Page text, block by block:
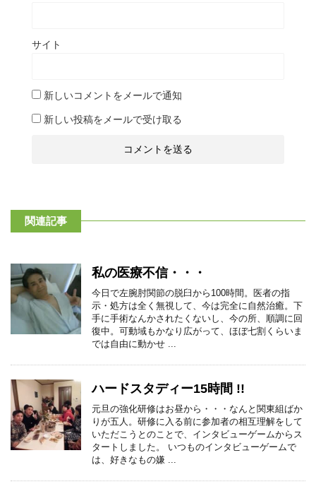
サイト
新しいコメントをメールで通知
新しい投稿をメールで受け取る
関連記事
私の医療不信・・・
今日で左腕肘関節の脱臼から100時間。医者の指
示・処方は全く無視して、今は完全に自然治癒。下
手に手術なんかされたくないし、今の所、順調に回
復中。可動域もかなり広がって、ほぼ七割くらいま
では自由に動かせ ...
ハードスタディー15時間 !!
元旦の強化研修はお昼から・・・なんと関東組ばか
りが五人。研修に入る前に参加者の相互理解をして
いただこうとのことで、インタビューゲームからス
タートしました。 いつものインタビューゲームで
は、好きなもの嫌 ...